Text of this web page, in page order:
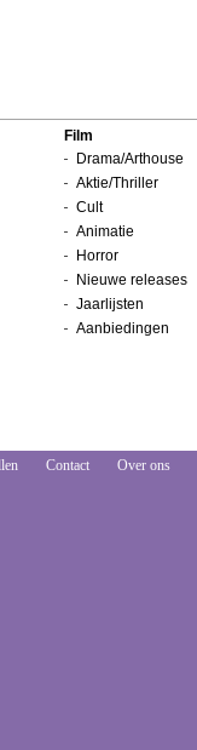
Film
Drama/Arthouse
Aktie/Thriller
Cult
Animatie
Horror
Nieuwe releases
Jaarlijsten
Aanbiedingen
Contact Over ons